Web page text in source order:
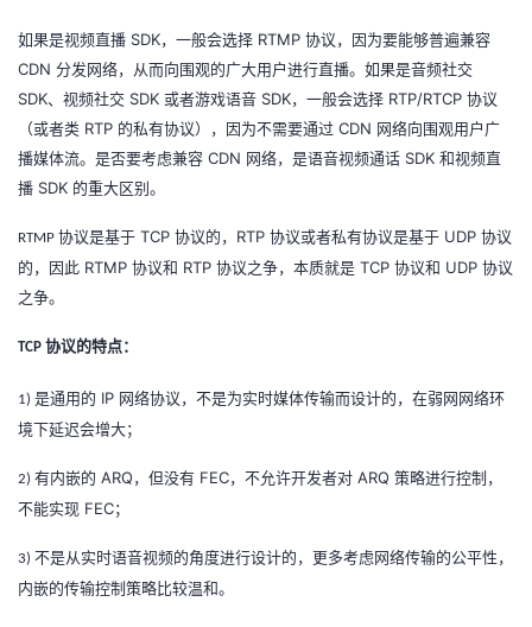
者
学
堂
我
的
课
我
的
证
我
实
的
藏
支
持
我
的
技
术
支
持
我
的
云
声
建
如果是视频直播 SDK，一般会选择 RTMP 协议，因为要能够普遍兼容
CDN 分发网络，从而向围观的广大用户进行直播。如果是音频社交
SDK、视频社交 SDK 或者游戏语音 SDK，一般会选择 RTP/RTCP 协议
（或者类 RTP 的私有协议），因为不需要通过 CDN 网络向围观用户广
播媒体流。是否要考虑兼容 CDN 网络，是语音视频通话 SDK 和视频直
播 SDK 的重大区别。
RTMP 协议是基于 TCP 协议的， RTP 协议或者私有协议是基于 UDP 协议
的，因此 RTMP 协议和 RTP 协议之争，本质就是 TCP 协议和 UDP 协议
之争。
TCP 协议的特点：
1) 是通用的 IP 网络协议，不是为实时媒体传输而设计的，在弱网网络环
境下延迟会增大；
2) 有内嵌的 ARQ ，但没有 FEC，不允许开发者对 ARQ 策略进行控制，
不能实现 FEC；
3) 不是从实时语音视频的角度进行设计的，更多考虑网络传输的公平性，
内嵌的传输控制策略比较温和。